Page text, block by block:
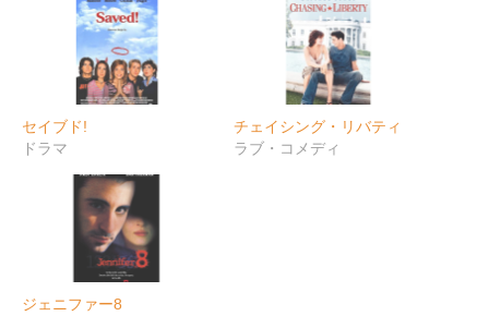
セイブド!
ドラマ
チェイシング・リバティ
ラブ・コメディ
ジェニファー8